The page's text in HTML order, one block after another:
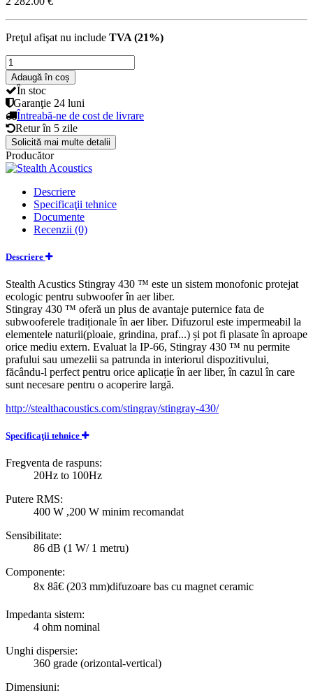
Preţul afişat nu include TVA (21%)
Adaugă în coș
În stoc
Garanţie 24 luni
Întreabă-ne de cost de livrare
Retur în 5 zile
Solicită mai multe detalii
Producător
Descriere
Specificaţii tehnice
Documente
Recenzii (0)
Descriere
Stealth Acustics Stingray 430 ™ este un sistem monofonic protejat
ecologic pentru subwoofer în aer liber.
Stingray 430 ™ oferă un plus de avantaje puternice fata de
subwooferele tradiționale în aer liber. Difuzorul este impermeabil la
elementele naturii(ploaie, grindina, praf...) și pot fi plasate în aproape
orice mediu extern. Evaluat la IP-66, Stingray 430 ™ nu permite
prafului sau umezelii sa patrunda in interiorul dispozitivului,
făcându-l perfect pentru orice aplicație în aer liber, în cazul în care
sunt necesare pentru o acoperire largă.
http://stealthacoustics.com/stingray/stingray-430/
Specificaţii tehnice
Fregventa de raspuns:
20Hz to 100Hz
Putere RMS:
400 W ,200 W minim recomandat
Sensibilitate:
86 dB (1 W/ 1 metru)
Componente:
8x 8â€ (203 mm)difuzoare bas cu magnet ceramic
Impedanta sistem:
4 ohm nominal
Unghi dispersie:
360 grade (orizontal-vertical)
Dimensiuni: